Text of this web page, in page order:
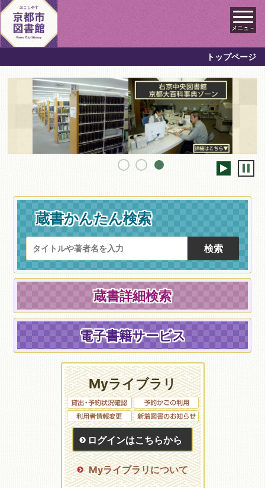
メニュ－
トップページ
蔵書かんたん検索
蔵書詳細検索
電子書籍サービス
Myライブラリ
ログインはこちらから
Myライブラリについて